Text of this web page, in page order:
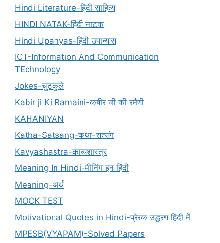
Hindi Literature-हिंदी साहित्य
HINDI NATAK-हिंदी नाटक
Hindi Upanyas-हिंदी उपान्यास
ICT-Information And Communication
TEchnology
Jokes-चुटकुले
Kabir ji Ki Ramaini-कबीर जी की रमैणी
KAHANIYAN
Katha-Satsang-कथा-सत्संग
Kavyashastra-काव्यशास्त्र
Meaning In Hindi-मीनिंग इन हिंदी
Meaning-अर्थ
MOCK TEST
Motivational Quotes in Hindi-प्रेरक उद्धरण हिंदी में
MPESB(VYAPAM)-Solved Papers